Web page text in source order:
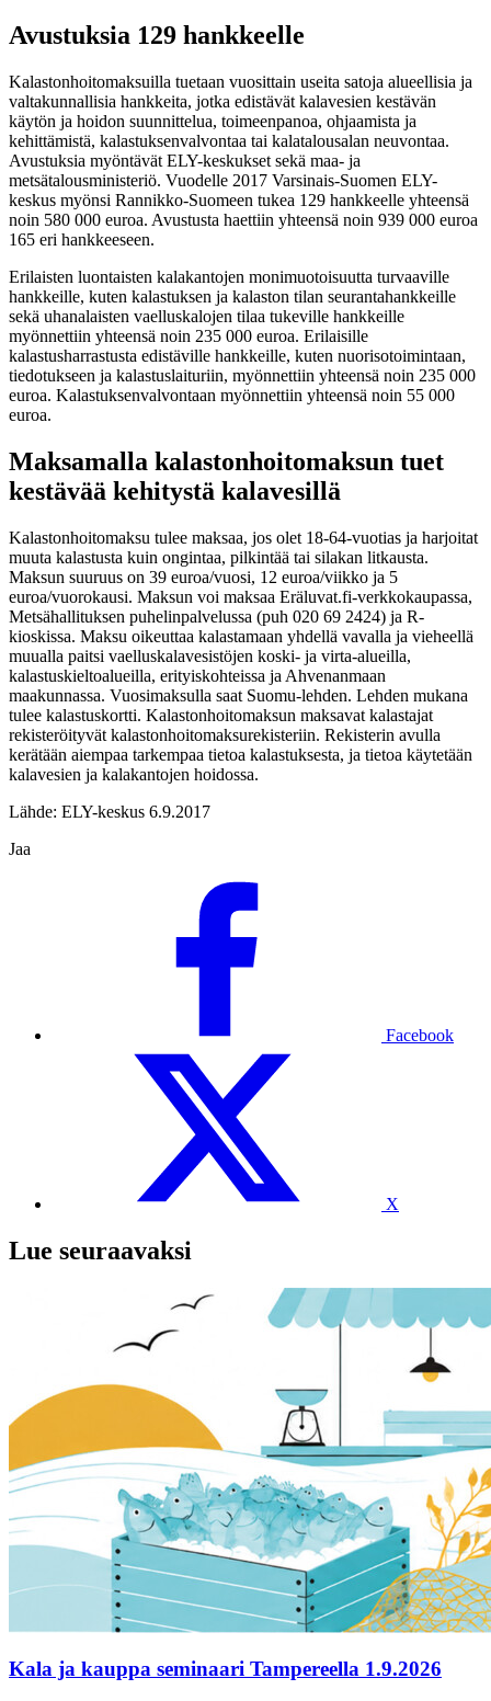
Avustuksia 129 hankkeelle
Kalastonhoitomaksuilla tuetaan vuosittain useita satoja alueellisia ja
valtakunnallisia hankkeita, jotka edistävät kalavesien kestävän
käytön ja hoidon suunnittelua, toimeenpanoa, ohjaamista ja
kehittämistä, kalastuksenvalvontaa tai kalatalousalan neuvontaa.
Avustuksia myöntävät ELY-keskukset sekä maa- ja
metsätalousministeriö. Vuodelle 2017 Varsinais-Suomen ELY-
keskus myönsi Rannikko-Suomeen tukea 129 hankkeelle yhteensä
noin 580 000 euroa. Avustusta haettiin yhteensä noin 939 000 euroa
165 eri hankkeeseen.
Erilaisten luontaisten kalakantojen monimuotoisuutta turvaaville
hankkeille, kuten kalastuksen ja kalaston tilan seurantahankkeille
sekä uhanalaisten vaelluskalojen tilaa tukeville hankkeille
myönnettiin yhteensä noin 235 000 euroa. Erilaisille
kalastusharrastusta edistäville hankkeille, kuten nuorisotoimintaan,
tiedotukseen ja kalastuslaituriin, myönnettiin yhteensä noin 235 000
euroa. Kalastuksenvalvontaan myönnettiin yhteensä noin 55 000
euroa.
Maksamalla kalastonhoitomaksun tuet
kestävää kehitystä kalavesillä
Kalastonhoitomaksu tulee maksaa, jos olet 18-64-vuotias ja harjoitat
muuta kalastusta kuin ongintaa, pilkintää tai silakan litkausta.
Maksun suuruus on 39 euroa/vuosi, 12 euroa/viikko ja 5
euroa/vuorokausi. Maksun voi maksaa Eräluvat.fi-verkkokaupassa,
Metsähallituksen puhelinpalvelussa (puh 020 69 2424) ja R-
kioskissa. Maksu oikeuttaa kalastamaan yhdellä vavalla ja vieheellä
muualla paitsi vaelluskalavesistöjen koski- ja virta-alueilla,
kalastuskieltoalueilla, erityiskohteissa ja Ahvenanmaan
maakunnassa. Vuosimaksulla saat Suomu-lehden. Lehden mukana
tulee kalastuskortti. Kalastonhoitomaksun maksavat kalastajat
rekisteröityvät kalastonhoitomaksurekisteriin. Rekisterin avulla
kerätään aiempaa tarkempaa tietoa kalastuksesta, ja tietoa käytetään
kalavesien ja kalakantojen hoidossa.
Lähde: ELY-keskus 6.9.2017
Jaa
Facebook
X
Lue seuraavaksi
Kala ja kauppa seminaari Tampereella 1.9.2026